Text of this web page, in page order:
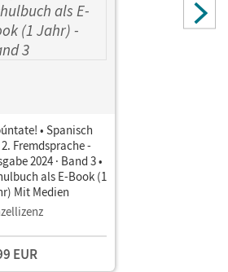
• Spanisch
Fremdsprache -
2024 · Band 3 •
als E-Book (1
Mit Medien
EUR